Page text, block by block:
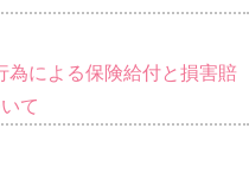
為による保険給付と損害賠
て